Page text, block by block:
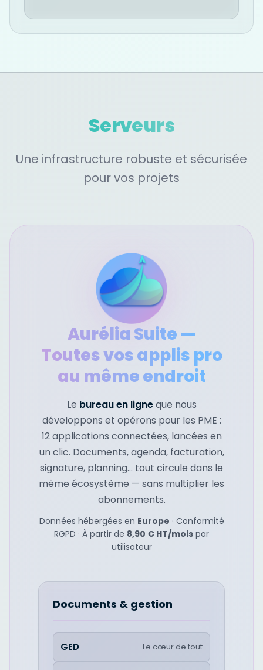
Serveurs
Une infrastructure robuste et sécurisée
pour vos projets
Aurélia Suite —
Toutes vos applis pro
au même endroit
Le bureau en ligneque nous
développons et opérons pour les PME :
12 applications connectées, lancées en
un clic. Documents, agenda, facturation,
signature, planning… tout circule dans le
même écosystème — sans multiplier les
abonnements.
Données hébergées en Europe · Conformité
RGPD · À partir de 8,90 € HT/mois par
utilisateur
Documents & gestion
GED Le cœur de tout